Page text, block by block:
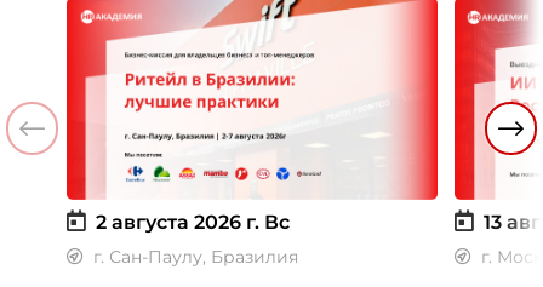
2 августа 2026 г. Вс
г. Сан-Паулу, Бразилия
13
г.